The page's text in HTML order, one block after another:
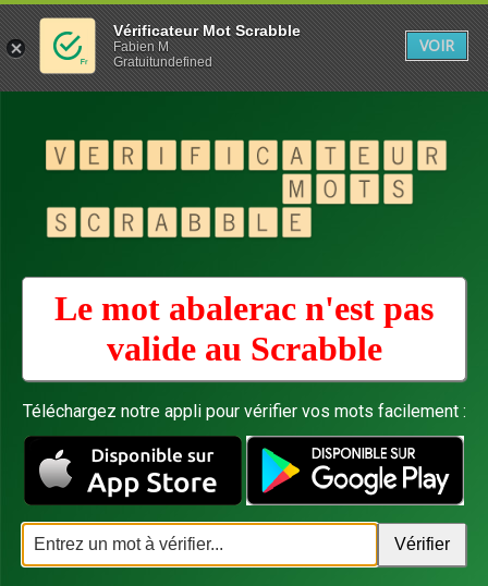
Le mot abalerac n'est pas
valide au Scrabble
Téléchargez notre appli pour vérifier vos mots facilement :
Vérificateur Mot Scrabble
Fabien M
Gratuitundefined
VOIR